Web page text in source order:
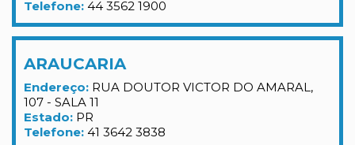
Telefone: 44 3562 1900
ARAUCARIA
Endereço: RUA DOUTOR VICTOR DO AMARAL,
107 - SALA 11
Estado: PR
Telefone: 41 3642 3838